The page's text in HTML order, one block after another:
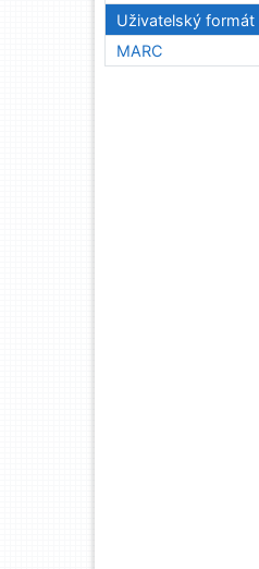
Uživatelský formát
MARC